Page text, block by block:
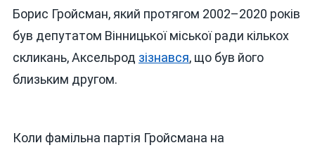
Борис Гройсман, який протягом 2002–2020 років
був депутатом Вінницької міської ради кількох
скликань, Аксельрод зізнався, що був його
близьким другом.
Коли фамільна партія Гройсмана на